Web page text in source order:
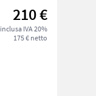
210 €
inclusa IVA 20%
175 € netto